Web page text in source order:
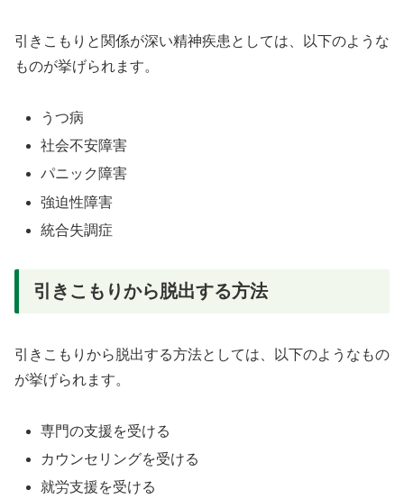
引きこもりと関係が深い精神疾患としては、以下のような
ものが挙げられます。
うつ病
社会不安障害
パニック障害
強迫性障害
統合失調症
引きこもりから脱出する方法
引きこもりから脱出する方法としては、以下のようなもの
が挙げられます。
専門の支援を受ける
カウンセリングを受ける
就労支援を受ける